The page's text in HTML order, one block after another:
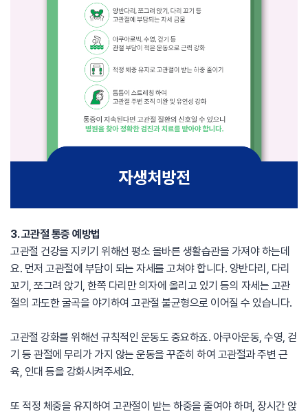
3. 고관절 통증 예방법
고관절 건강을 지키기 위해선 평소 올바른 생활습관을 가져야 하는데
요. 먼저 고관절에 부담이 되는 자세를 고쳐야 합니다. 양반다리, 다리
꼬기, 쪼그려 앉기, 한쪽 다리만 의자에 올리고 있기 등의 자세는 고관
절의 과도한 굴곡을 야기하여 고관절 불균형으로 이어질 수 있습니다.
고관절 강화를 위해선 규칙적인 운동도 중요하죠. 아쿠아운동, 수영, 걷
기 등 관절에 무리가 가지 않는 운동을 꾸준히 하여 고관절과 주변 근
육, 인대 등을 강화시켜주세요.
또 적정 체중을 유지하여 고관절이 받는 하중을 줄여야 하며, 장시간 앉